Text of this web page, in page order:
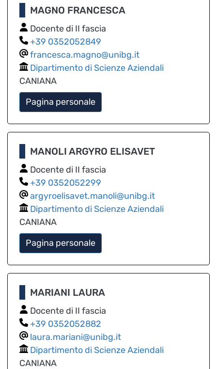
MAGNO FRANCESCA
Docente di II fascia
0352052849
francesca.magno@unibg.it
Dipartimento di Scienze Aziendali
CANIANA
Pagina personale
MANOLI ARGYRO ELISAVET
Docente di II fascia
0352052299
argyroelisavet.manoli@unibg.it
Dipartimento di Scienze Aziendali
CANIANA
Pagina personale
MARIANI LAURA
Docente di II fascia
0352052882
laura.mariani@unibg.it
Dipartimento di Scienze Aziendali
CANIANA